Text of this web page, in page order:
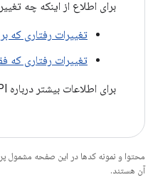
برای اطلاع از اینکه چه
تغییرات رفتاری که
تغییرات رفتاری که فقط بر
برای اطلاعات بیشتر درباره APIهای جدید و ویژگی‌های موجود در Android 12،
محتوا و نمونه کدها در این صفحه مشمول
آن هستند.